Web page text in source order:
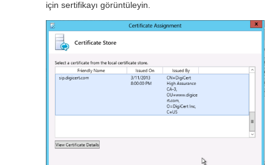
için sertifikayı görüntüleyin.